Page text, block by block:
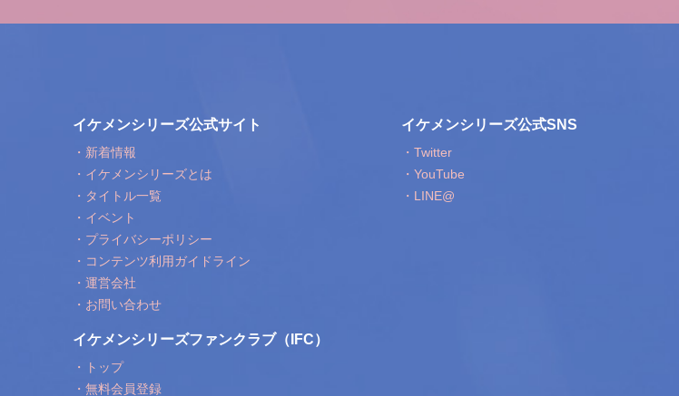
イケメンシリーズ公式サイト
・新着情報
・イケメンシリーズとは
・タイトル一覧
・イベント
・プライバシーポリシー
・コンテンツ利用ガイドライン
・運営会社
・お問い合わせ
イケメンシリーズファンクラブ（IFC）
・トップ
・無料会員登録
イケメンシリーズ公式SNS
・Twitter
・YouTube
・LINE@